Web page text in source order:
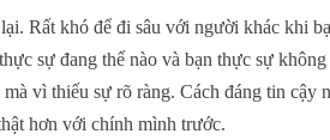
Rất khó để đi sâu với người khác khi
sự đang thế nào và bạn thực sự
vì thiếu sự rõ ràng. Cách đáng tin cậy
hơn với chính mình trước.